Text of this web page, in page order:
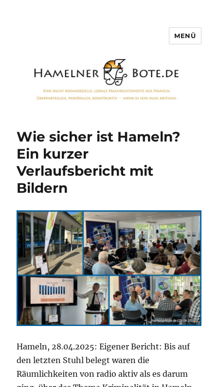
MENÜ
Wie sicher ist Hameln?
Ein kurzer
Verlaufsbericht mit
Bildern
Hameln, 28.04.2025: Eigener Bericht: Bis auf
den letzten Stuhl belegt waren die
Räumlichkeiten von radio aktiv als es darum